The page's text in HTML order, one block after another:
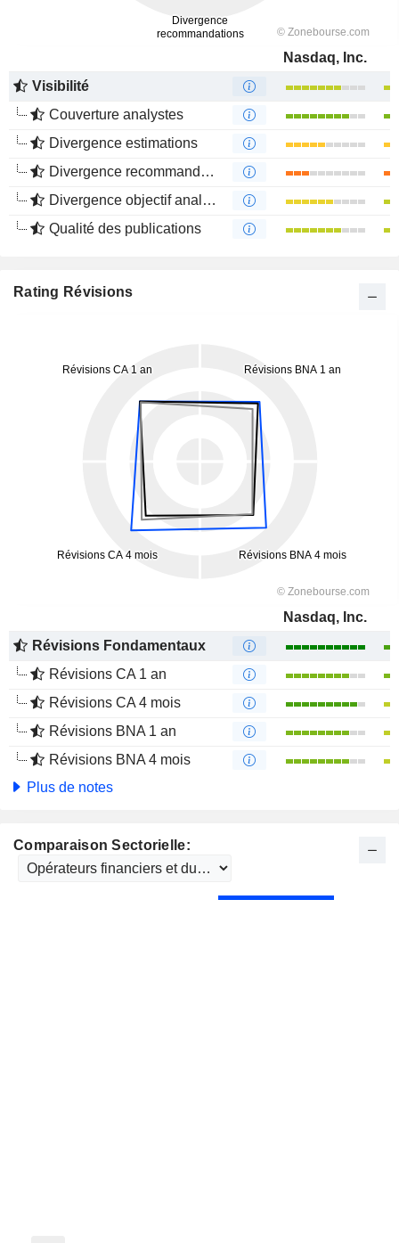
Nasdaq, Inc.
Visibilité
Couverture analystes
Divergence estimations
Divergence recommandations analystes
Divergence objectif analystes
Qualité des publications
Rating Révisions
Nasdaq, Inc.
Révisions Fondamentaux
Révisions CA 1 an
Révisions CA 4 mois
Révisions BNA 1 an
Révisions BNA 4 mois
Plus de notes
Comparaison Sectorielle: